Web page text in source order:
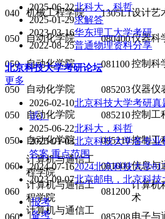
040 机械工程学院 1305L1设计艺
050 自动化学院 080400仪器科
050 自动化学院 081100控制科
050 自动化学院 085203仪器仪
050 自动化学院 085210控制工
050 自动化学院 085210控制工
060
计算机与通信工
程学院
081000信息与
060
计算机与通信工
程学院
081200
计算机
术
060
计算机与通信工
085208电子与
2025-06-22北科大，科哲
2025-01-29求解答
2023-03-16华东理工大学考研
2022-08-25普通物理资料分享
北京科技大学考研论坛
更多
2026-02-10北京科技大学考研真
试）
2025-06-22北科大，科哲
2025-01-03北京科技大学各专
答案,重点范围
2024-07-162024北京科技大学
2023-09-07北京邮电，北京科技
|报考
|备考